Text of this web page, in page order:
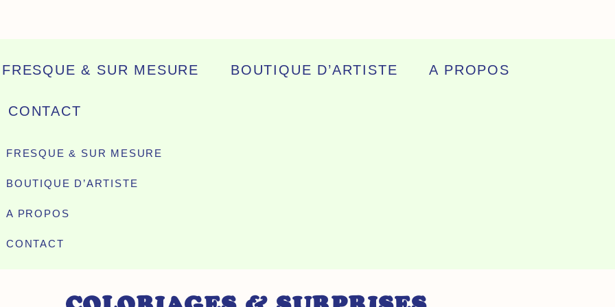
FRESQUE & SUR MESURE BOUTIQUE D’ARTISTE A PROPOS
CONTACT
FRESQUE & SUR MESURE
BOUTIQUE D’ARTISTE
A PROPOS
CONTACT